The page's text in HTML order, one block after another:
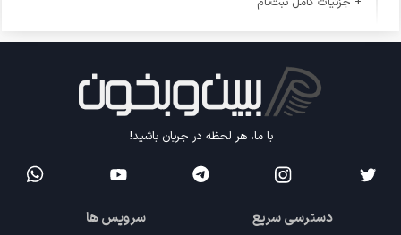
با ما، هر لحظه در جریان باشید!
دسترسی سریع سرویس ها